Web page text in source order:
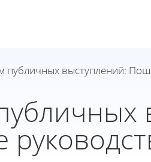
публичных выступлений: